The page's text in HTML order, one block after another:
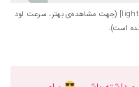
نمونه‌ای از بارگذاری تایل‌های نقشه وکتوری [استایل light] (جهت مشاهده‌ی بهتر، سرعت لود
است).